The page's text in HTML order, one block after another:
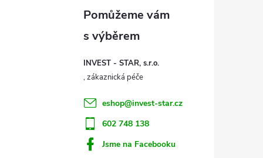
INVEST - STAR, s.r.o.
eshop@invest-star.cz
602 748 138
Jsme na Facebooku